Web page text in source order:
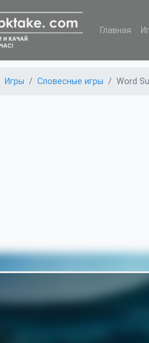
Главная
Игры Словесные игры Word